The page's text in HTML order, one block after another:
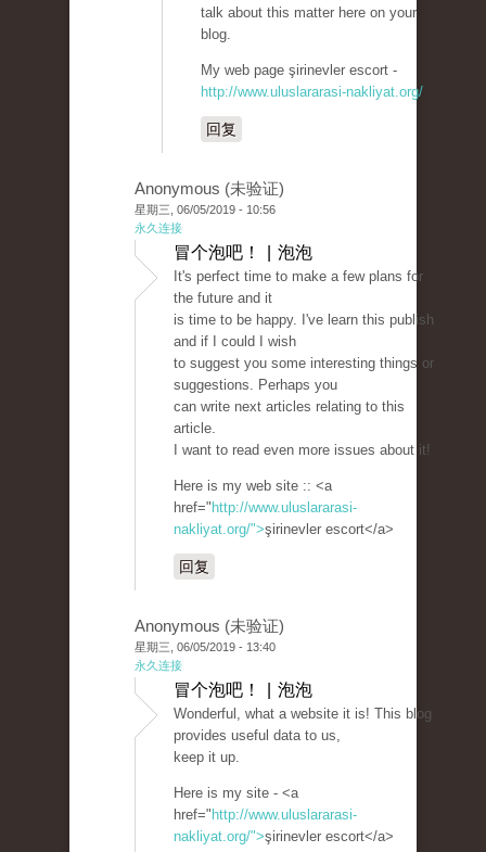
talk about this matter here on your
blog.
My web page şirinevler escort -
http://www.uluslararasi-nakliyat.org/
回复
Anonymous (未验证)
星期三, 06/05/2019 - 10:56
永久连接
冒个泡吧！ | 泡泡
It's perfect time to make a few plans for
the future and it
is time to be happy. I've learn this publish
and if I could I wish
to suggest you some interesting things or
suggestions. Perhaps you
can write next articles relating to this
article.
I want to read even more issues about it!
Here is my web site :: <a
href=" http://www.uluslararasi-
nakliyat.org/">şirinevler escort</a>
回复
Anonymous (未验证)
星期三, 06/05/2019 - 13:40
永久连接
冒个泡吧！ | 泡泡
Wonderful, what a website it is! This blog
provides useful data to us,
keep it up.
Here is my site - <a
href=" http://www.uluslararasi-
nakliyat.org/">şirinevler escort</a>